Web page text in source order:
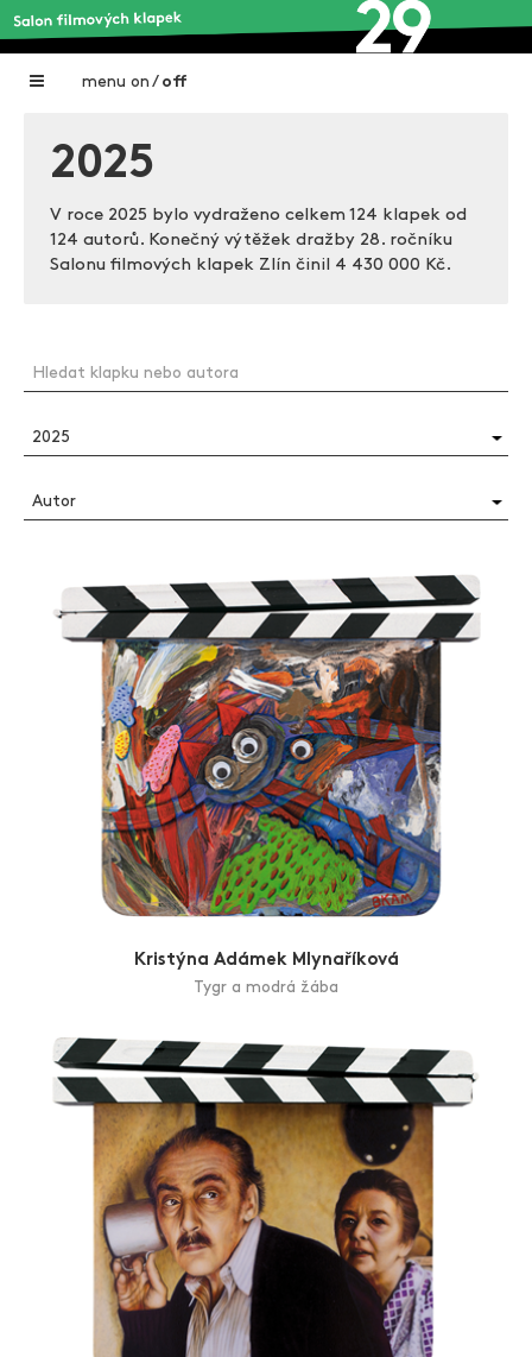
menu on / off
Nadační fond FILMTALENT ZLÍN
Galerie filmových klapek
Aktuální výstavy
Aktuality
2025
V roce 2025 bylo vydraženo celkem 124 klapek od
124 autorů. Konečný výtěžek dražby 28. ročníku
Salonu filmových klapek Zlín činil 4 430 000 Kč.
Kristýna Adámek Mlynaříková
Tygr a modrá žába